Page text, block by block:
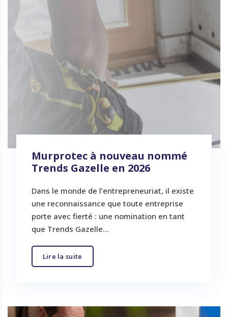
Murprotec à nouveau nommé
Trends Gazelle en 2026
Dans le monde de l’entrepreneuriat, il existe
une reconnaissance que toute entreprise
porte avec fierté : une nomination en tant
que Trends Gazelle...
Lire la suite